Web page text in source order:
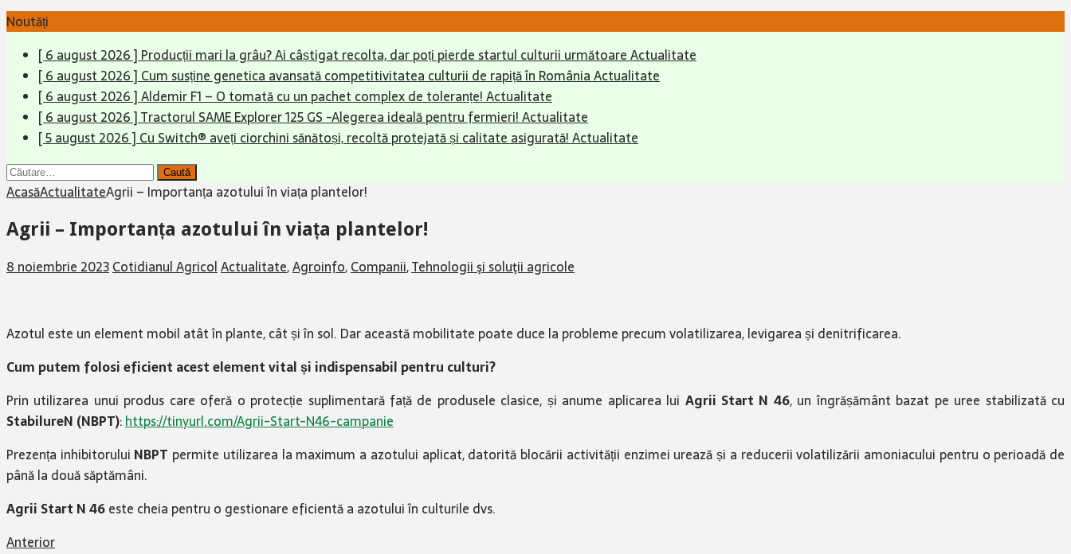
Noutăți
[ 6 august 2026 ]Producții mari la grâu? Ai câștigat recolta, dar poți pierde startul culturii următoareActualitate
[ 6 august 2026 ]Cum susține genetica avansată competitivitatea culturii de rapiță în RomâniaActualitate
[ 6 august 2026 ]Aldemir F1 – O tomată cu un pachet complex de toleranțe!Actualitate
[ 6 august 2026 ]Tractorul SAME Explorer 125 GS -Alegerea ideală pentru fermieri!Actualitate
[ 5 august 2026 ]Cu Switch® aveți ciorchini sănătoși, recoltă protejată și calitate asigurată!Actualitate
Caută
după:
AcasăActualitateAgrii – Importanța azotului în viața plantelor!
Agrii – Importanța azotului în viața plantelor!
8 noiembrie 2023Cotidianul AgricolActualitate,Agroinfo,Companii,Tehnologii şi soluţii agricole
Azotul este un element mobil atât în plante, cât și în sol. Dar această mobilitate poate duce la probleme precum volatilizarea, levigarea și denitrificarea.
Cum putem folosi eficient acest element vital și indispensabil pentru culturi?
Prin utilizarea unui produs care oferă o protecție suplimentară față de produsele clasice, și anume aplicarea lui Agrii Start N 46, un îngrășământ bazat pe uree stabilizată cu
StabilureN (NBPT):https://tinyurl.com/Agrii-Start-N46-campanie
Prezența inhibitorului NBPT permite utilizarea la maximum a azotului aplicat, datorită blocării activității enzimei urează și a reducerii volatilizării amoniacului pentru o perioadă de
până la două săptămâni.
Agrii Start N 46este cheia pentru o gestionare eficientă a azotului în culturile dvs.
Anterior